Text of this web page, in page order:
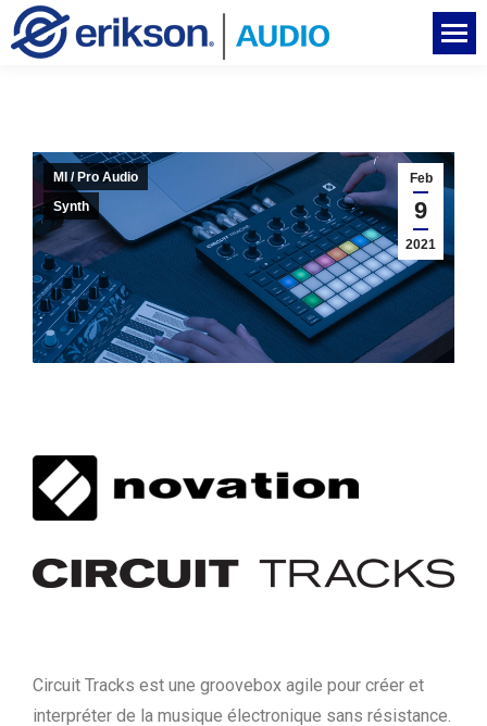
Feb
9
2021
MI / Pro Audio
Synth
Circuit Tracks est une groovebox agile pour créer et
interpréter de la musique électronique sans résistance.